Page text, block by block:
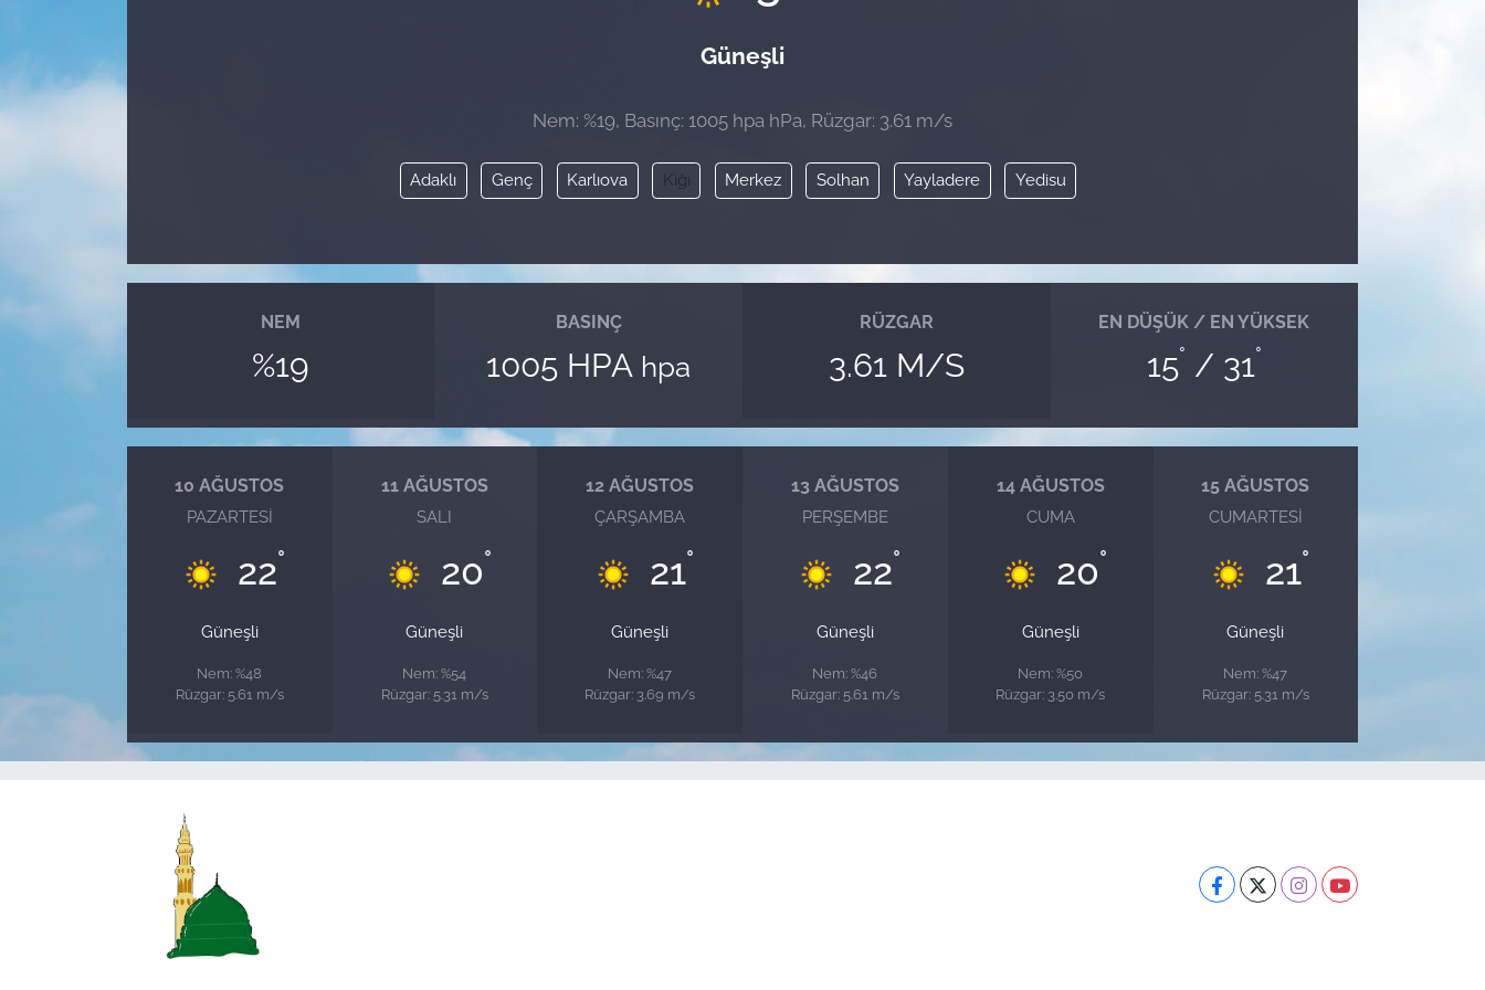
Güneşli
Nem: %19, Basınç: 1005 hpa hPa, Rüzgar: 3.61 m/s
Adaklı Genç Karlıova Kiğı Merkez Solhan Yayladere Yedisu
NEM
%19
BASINÇ
1005 HPA hpa
RÜZGAR
3.61 M/S
EN DÜŞÜK / EN YÜKSEK
15° / 31°
10 AĞUSTOS
PAZARTESI
22°
Güneşli
Nem: %48
Rüzgar: 5.61 m/s
11 AĞUSTOS
SALI
20°
Güneşli
Nem: %54
Rüzgar: 5.31 m/s
12 AĞUSTOS
ÇARŞAMBA
21°
Güneşli
Nem: %47
Rüzgar: 3.69 m/s
13 AĞUSTOS
PERŞEMBE
22°
Güneşli
Nem: %46
Rüzgar: 5.61 m/s
14 AĞUSTOS
CUMA
20°
Güneşli
Nem: %50
Rüzgar: 3.50 m/s
15 AĞUSTOS
CUMARTESI
21°
Güneşli
Nem: %47
Rüzgar: 5.31 m/s